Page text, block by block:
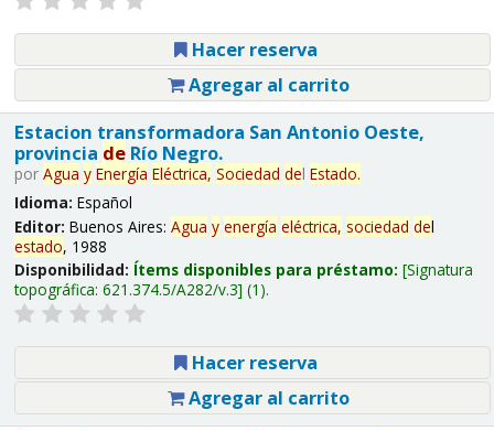
Hacer reserva
Agregar al carrito
Estacion transformadora San Antonio Oeste,
provincia deRío Negro.
por Agua y Energía Eléctrica, Sociedad del Estado.
Idioma: Español
Editor: Buenos Aires: Agua y energía eléctrica, sociedad del
estado, 1988
Disponibilidad: Ítems disponibles para préstamo: Signatura
topográfica: 621.374.5/A282/v.3 (1).
Hacer reserva
Agregar al carrito